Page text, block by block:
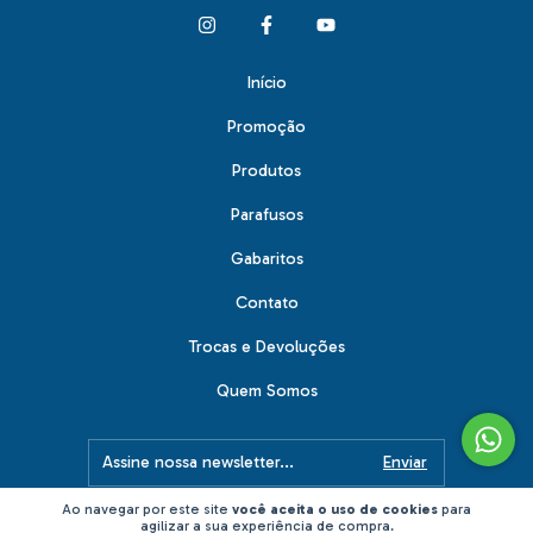
Ao navegar por este site você aceita o uso de cookies para
agilizar a sua experiência de compra.
Início
Promoção
Produtos
Parafusos
Gabaritos
Contato
Trocas e Devoluções
Quem Somos